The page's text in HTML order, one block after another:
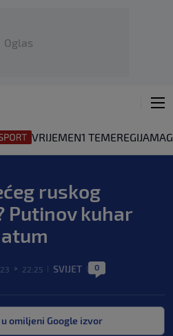
Oglas
VRIJEMEN1 TEMEREGIJA
ruskog
Putinov kuhar
> 22:25 SVIJET 0
u omiljeni Google izvor